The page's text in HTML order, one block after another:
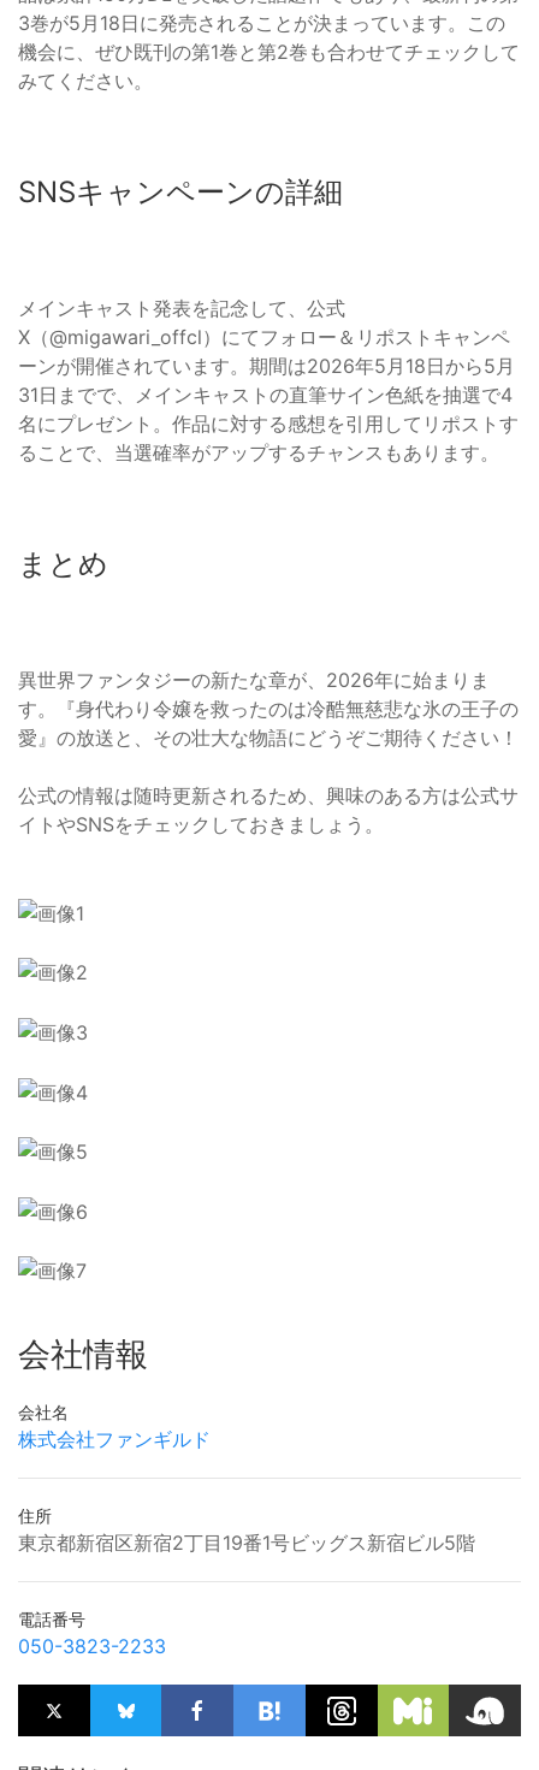
3巻が5月18日に発売されることが決まっています。この
機会に、ぜひ既刊の第1巻と第2巻も合わせてチェックして
みてください。
SNSキャンペーンの詳細
メインキャスト発表を記念して、公式
X（@migawari_offcl）にてフォロー＆リポストキャンペ
ーンが開催されています。期間は2026年5月18日から5月
31日までで、メインキャストの直筆サイン色紙を抽選で4
名にプレゼント。作品に対する感想を引用してリポストす
ることで、当選確率がアップするチャンスもあります。
まとめ
異世界ファンタジーの新たな章が、2026年に始まりま
す。『身代わり令嬢を救ったのは冷酷無慈悲な氷の王子の
愛』の放送と、その壮大な物語にどうぞご期待ください！
公式の情報は随時更新されるため、興味のある方は公式サ
イトやSNSをチェックしておきましょう。
会社情報
会社名
株式会社ファンギルド
住所
東京都新宿区新宿2丁目19番1号ビッグス新宿ビル5階
電話番号
050-3823-2233